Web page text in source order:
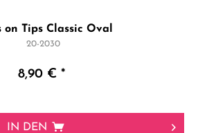
on Tips Classic Oval
20-2030
8,90 € *
IN DEN